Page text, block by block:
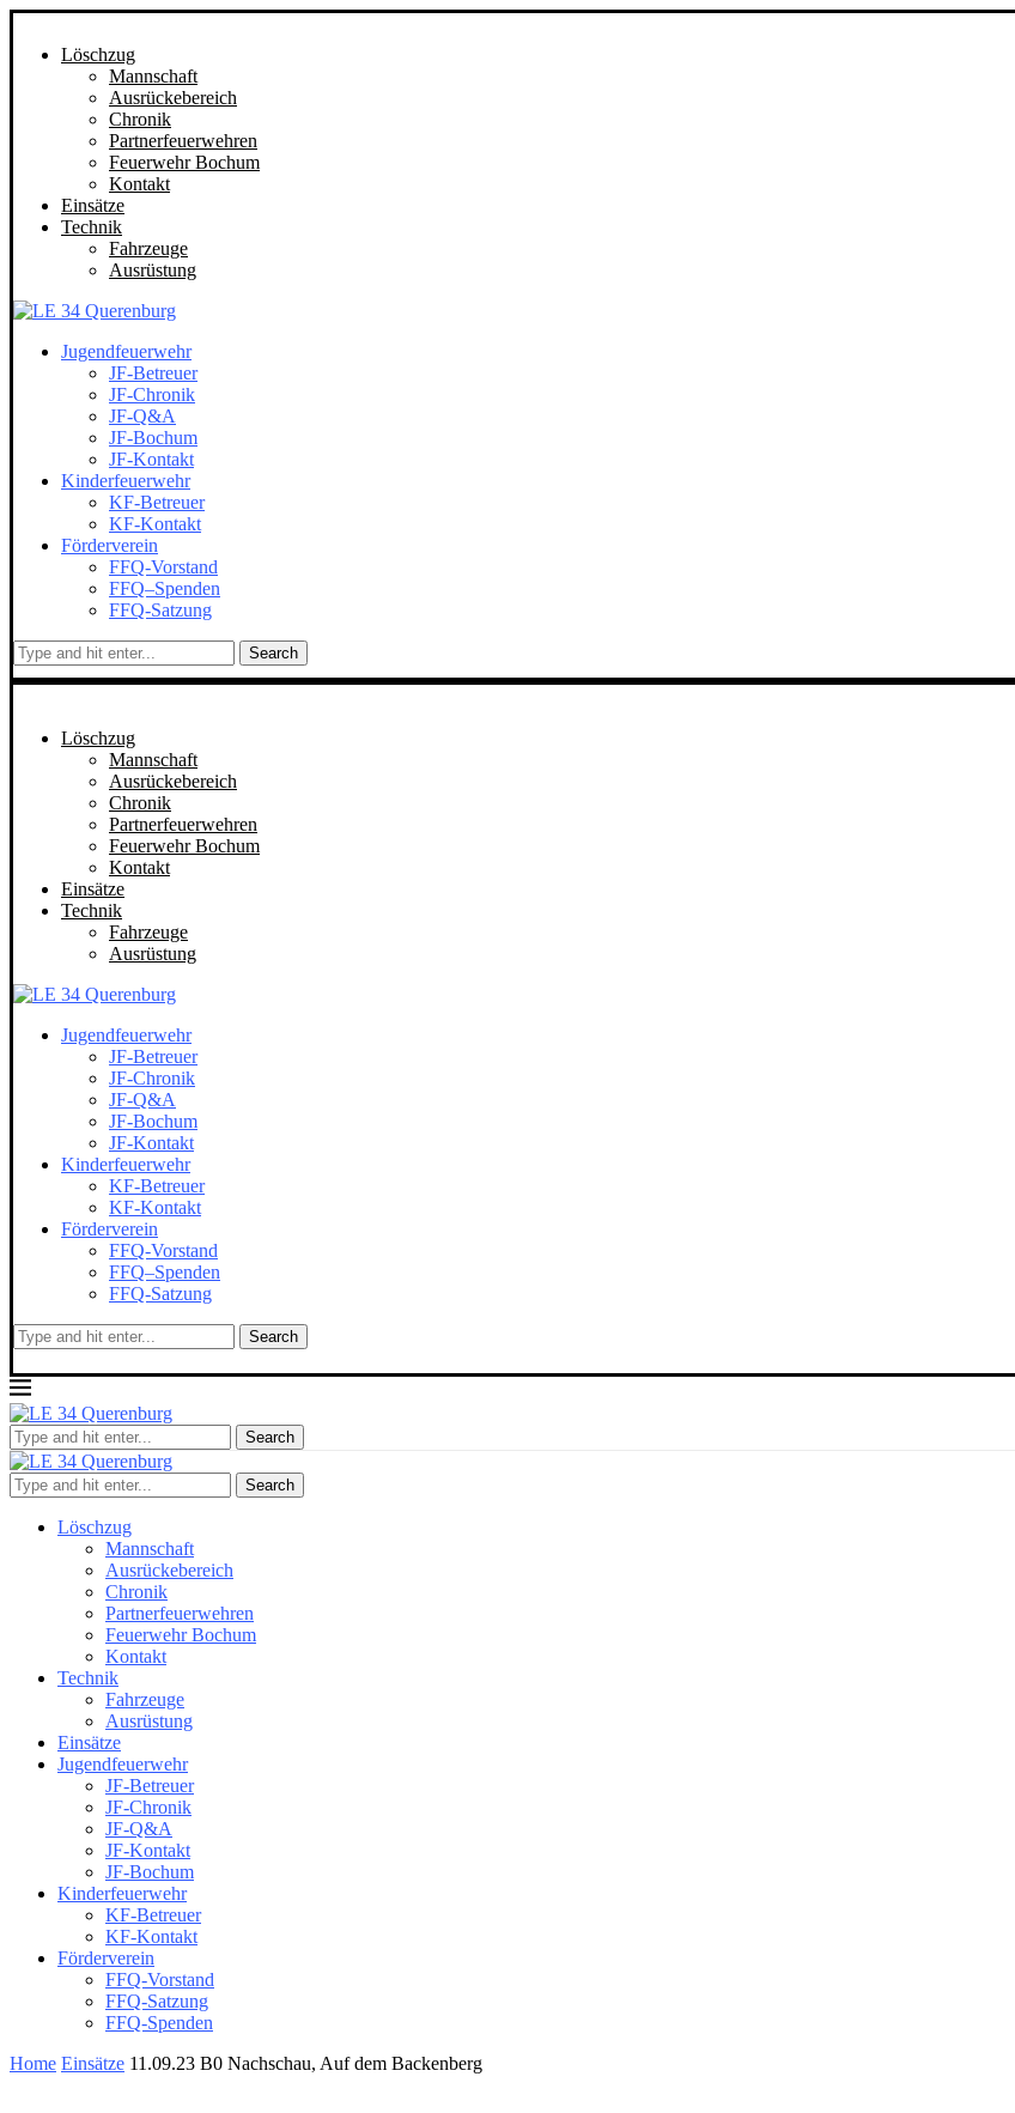
Löschzug
Mannschaft
Ausrückebereich
Chronik
Partnerfeuerwehren
Feuerwehr Bochum
Kontakt
Einsätze
Technik
Fahrzeuge
Ausrüstung
Jugendfeuerwehr
JF-Betreuer
JF-Chronik
JF-Q&A
JF-Bochum
JF-Kontakt
Kinderfeuerwehr
KF-Betreuer
KF-Kontakt
Förderverein
FFQ-Vorstand
FFQ–Spenden
FFQ-Satzung
Search
Löschzug
Mannschaft
Ausrückebereich
Chronik
Partnerfeuerwehren
Feuerwehr Bochum
Kontakt
Einsätze
Technik
Fahrzeuge
Ausrüstung
Jugendfeuerwehr
JF-Betreuer
JF-Chronik
JF-Q&A
JF-Bochum
JF-Kontakt
Kinderfeuerwehr
KF-Betreuer
KF-Kontakt
Förderverein
FFQ-Vorstand
FFQ–Spenden
FFQ-Satzung
Search
Search
Search
Löschzug
Mannschaft
Ausrückebereich
Chronik
Partnerfeuerwehren
Feuerwehr Bochum
Kontakt
Technik
Fahrzeuge
Ausrüstung
Einsätze
Jugendfeuerwehr
JF-Betreuer
JF-Chronik
JF-Q&A
JF-Kontakt
JF-Bochum
Kinderfeuerwehr
KF-Betreuer
KF-Kontakt
Förderverein
FFQ-Vorstand
FFQ-Satzung
FFQ-Spenden
Home Einsätze 11.09.23 B0 Nachschau, Auf dem Backenberg